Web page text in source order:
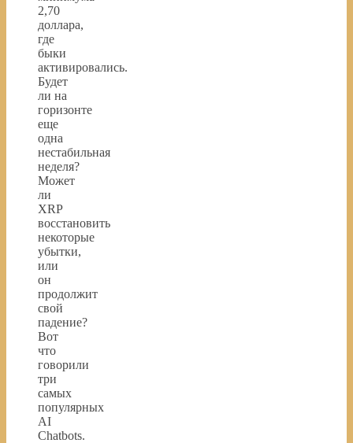
2,70
доллара,
где
быки
активировались.
Будет
ли на
горизонте
еще
одна
нестабильная
неделя?
Может
ли
XRP
восстановить
некоторые
убытки,
или
он
продолжит
свой
падение?
Вот
что
говорили
три
самых
популярных
AI
Chatbots.